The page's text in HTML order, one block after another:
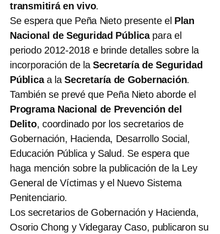
transmitirá en vivo.
Se espera que Peña Nieto presente el Plan
Nacional de Seguridad Públicapara el
periodo 2012-2018 e brinde detalles sobre la
incorporación de laSecretaría de Seguridad
Públicaa laSecretaría de Gobernación.
También se prevé que Peña Nieto aborde el
Programa Nacional de Prevención del
Delito, coordinado por los secretarios de
Gobernación, Hacienda, Desarrollo Social,
Educación Pública y Salud. Se espera que
haga mención sobre la publicación de la Ley
General de Víctimas y el Nuevo Sistema
Penitenciario.
Los secretarios de Gobernación y Hacienda,
Osorio Chong y Videgaray Caso, publicaron su